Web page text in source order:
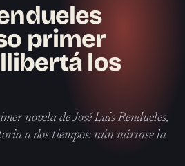
primer
los
novela de José Luis Rendueles,
a dos tiempos: nún nárrase la